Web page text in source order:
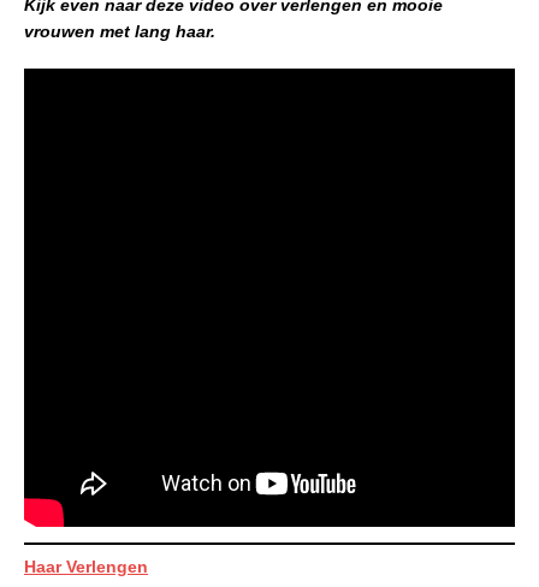
Kijk even naar deze video over verlengen en mooie
vrouwen met lang haar.
Haar Verlengen